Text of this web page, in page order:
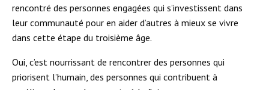
rencontré des personnes engagées qui s’investissent dans
leur communauté pour en aider d’autres à mieux se vivre
dans cette étape du troisième âge.
Oui, c’est nourrissant de rencontrer des personnes qui
priorisent l’humain, des personnes qui contribuent à